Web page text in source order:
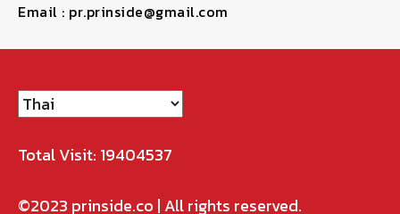
Email : pr.prinside@gmail.com
Total Visit: 19404537
©2023 prinside.co | All rights reserved.